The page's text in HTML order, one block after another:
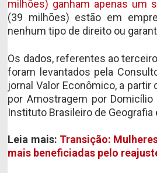
milhões) ganham apenas um
(39 milhões) estão em
nenhum tipo de direito ou
Os dados, referentes ao
foram levantados pela
jornal Valor Econômico, a partir
por Amostragem por Domicílio
Instituto Brasileiro de Geografia
Leia mais: Transição:
mais beneficiadas pelo